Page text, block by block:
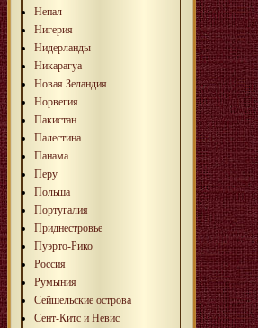
Непал
Нигерия
Нидерланды
Никарагуа
Новая Зеландия
Норвегия
Пакистан
Палестина
Панама
Перу
Польша
Португалия
Приднестровье
Пуэрто-Рико
Россия
Румыния
Сейшельские острова
Сент-Китс и Невис